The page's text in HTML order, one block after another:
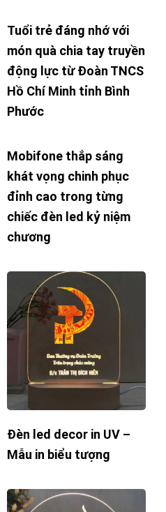
Tuổi trẻ đáng nhớ với
món quà chia tay truyền
động lực từ Đoàn TNCS
Hồ Chí Minh tỉnh Bình
Phước
Mobifone thắp sáng
khát vọng chinh phục
đỉnh cao trong từng
chiếc đèn led kỷ niệm
chương
Đèn led decor in UV –
Mẫu in biểu tượng